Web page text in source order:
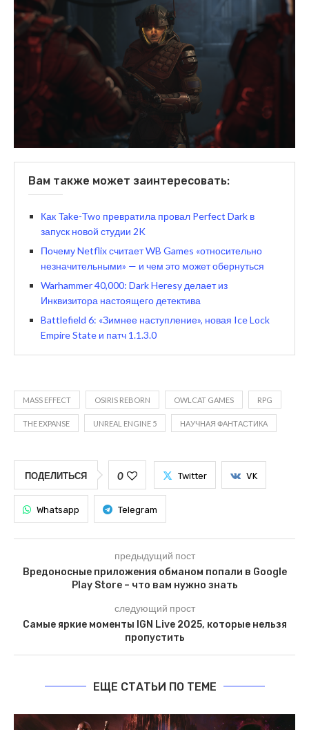
Вам также может заинтересовать:
Как Take-Two превратила провал Perfect Dark в
запуск новой студии 2K
Почему Netflix считает WB Games «относительно
незначительными» — и чем это может обернуться
Warhammer 40,000: Dark Heresy делает из
Инквизитора настоящего детектива
Battlefield 6: «Зимнее наступление», новая Ice Lock
Empire State и патч 1.1.3.0
MASS EFFECT OSIRIS REBORN OWLCAT GAMES RPG
THE EXPANSE UNREAL ENGINE 5 НАУЧНАЯ ФАНТАСТИКА
ПОДЕЛИТЬСЯ 0 Twitter VK
Whatsapp Telegram
предыдущий пост
Вредоносные приложения обманом попали в Google
Play Store – что вам нужно знать
следующий прост
Самые яркие моменты IGN Live 2025, которые нельзя
пропустить
ЕЩЕ СТАТЬИ ПО ТЕМЕ